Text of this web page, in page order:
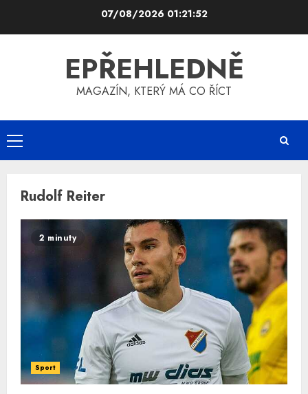
07/08/2026 01:21:53
EPŘEHLEDNĚ
MAGAZÍN, KTERÝ MÁ CO ŘÍCT
Primary
Menu
Rudolf Reiter
2 minuty
Sport